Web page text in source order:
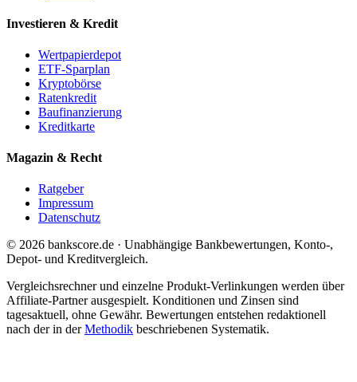
Investieren & Kredit
Wertpapierdepot
ETF-Sparplan
Kryptobörse
Ratenkredit
Baufinanzierung
Kreditkarte
Magazin & Recht
Ratgeber
Impressum
Datenschutz
© 2026 bankscore.de · Unabhängige Bankbewertungen, Konto-,
Depot- und Kreditvergleich.
Vergleichsrechner und einzelne Produkt-Verlinkungen werden über
Affiliate-Partner ausgespielt. Konditionen und Zinsen sind
tagesaktuell, ohne Gewähr. Bewertungen entstehen redaktionell
nach der in derMethodik beschriebenen Systematik.